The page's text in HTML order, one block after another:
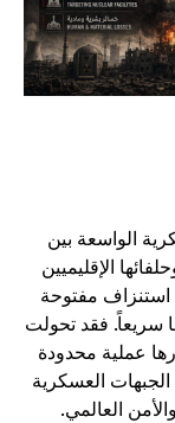
الواسعة بين
الإقليميين
مفتوحة
فقد تحولت
عملية محدودة
العسكرية
العالمي.